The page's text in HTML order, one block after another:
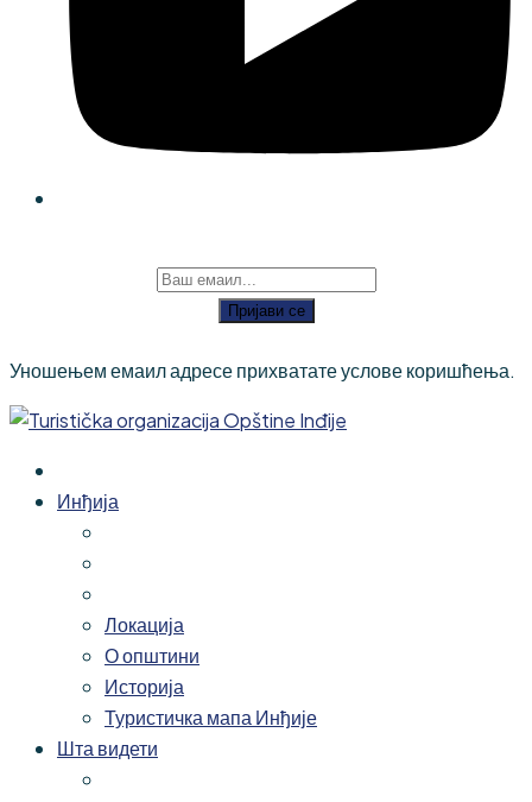
Пријави се
Уношењем емаил адресе прихватате услове коришћења.
Инђија
Локација
О општини
Историја
Туристичка мапа Инђије
Шта видети